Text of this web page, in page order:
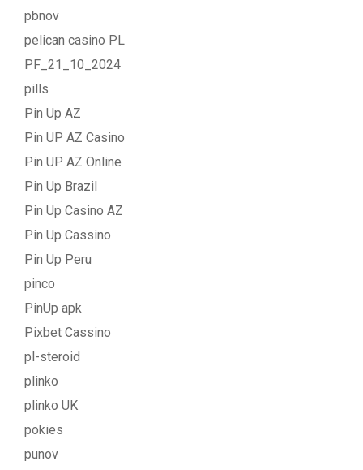
pbnov
pelican casino PL
PF_21_10_2024
pills
Pin Up AZ
Pin UP AZ Casino
Pin UP AZ Online
Pin Up Brazil
Pin Up Casino AZ
Pin Up Cassino
Pin Up Peru
pinco
PinUp apk
Pixbet Cassino
pl-steroid
plinko
plinko UK
pokies
punov